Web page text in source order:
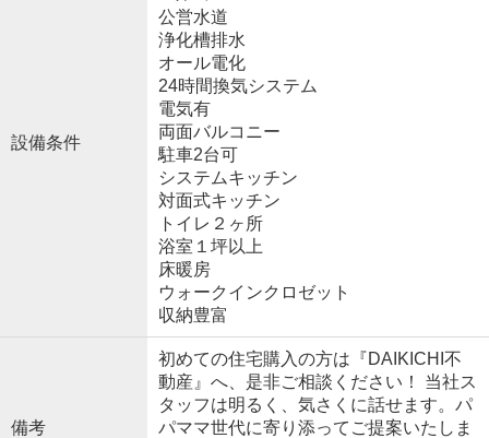
設備条件
公営水道
浄化槽排水
オール電化
24時間換気システム
電気有
両面バルコニー
駐車2台可
システムキッチン
対面式キッチン
トイレ２ヶ所
浴室１坪以上
床暖房
ウォークインクロゼット
収納豊富
備考
初めての住宅購入の方は『DAIKICHI不
動産』へ、是非ご相談ください！ 当社ス
タッフは明るく、気さくに話せます。パ
パママ世代に寄り添ってご提案いたしま